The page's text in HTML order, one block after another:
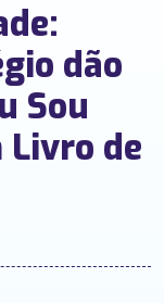
dão
Sou
de